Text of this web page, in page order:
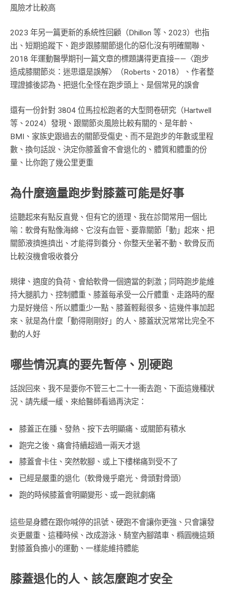
風險才比較高
2023 年另一篇更新的系統性回顧（Dhillon 等、2023）也指
出、短期追蹤下、跑步跟膝關節退化的惡化沒有明確關聯、
2018 年運動醫學期刊一篇文章的標題講得更直接——〈跑步
造成膝關節炎：迷思還是誤解〉（Roberts、2018）、作者整
理證據後認為、把退化全怪在跑步頭上、是個常見的誤會
還有一份針對 3804 位馬拉松跑者的大型問卷研究（Hartwell
等、2024）發現、跟關節炎風險比較有關的、是年齡、
BMI、家族史跟過去的關節受傷史、而不是跑步的年數或里程
數、換句話說、決定你膝蓋會不會退化的、體質和體重的份
量、比你跑了幾公里更重
為什麼適量跑步對膝蓋可能是好事
這聽起來有點反直覺、但有它的道理、我在診間常用一個比
喻：軟骨有點像海綿、它沒有血管、要靠關節「動」起來、把
關節液擠進擠出、才能得到養分、你整天坐著不動、軟骨反而
比較沒機會吸收養分
規律、適度的負荷、會給軟骨一個適當的刺激；同時跑步能維
持大腿肌力、控制體重、膝蓋每承受一公斤體重、走路時的壓
力是好幾倍、所以體重少一點、膝蓋輕鬆很多、這幾件事加起
來、就是為什麼「動得剛剛好」的人、膝蓋狀況常常比完全不
動的人好
哪些情況真的要先暫停、別硬跑
話說回來、我不是要你不管三七二十一衝去跑、下面這幾種狀
況、請先緩一緩、來給醫師看過再決定：
膝蓋正在腫、發熱、按下去明顯痛、或關節有積水
跑完之後、痛會持續超過一兩天才退
膝蓋會卡住、突然軟腳、或上下樓梯痛到受不了
已經是嚴重的退化（軟骨幾乎磨光、骨頭對骨頭）
跑的時候膝蓋會明顯變形、或一跑就劇痛
這些是身體在跟你喊停的訊號、硬跑不會讓你更強、只會讓發
炎更嚴重、這種時候、改成游泳、騎室內腳踏車、橢圓機這類
對膝蓋負擔小的運動、一樣能維持體能
膝蓋退化的人、該怎麼跑才安全